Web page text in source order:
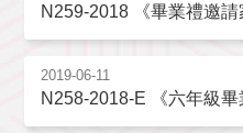
N259-2018 《畢業禮邀請
2019-06-11
N258-2018-E 《六年級畢